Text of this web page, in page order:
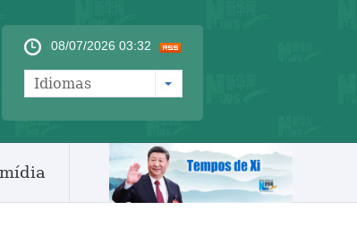
08/07/2026 03:32
Idiomas